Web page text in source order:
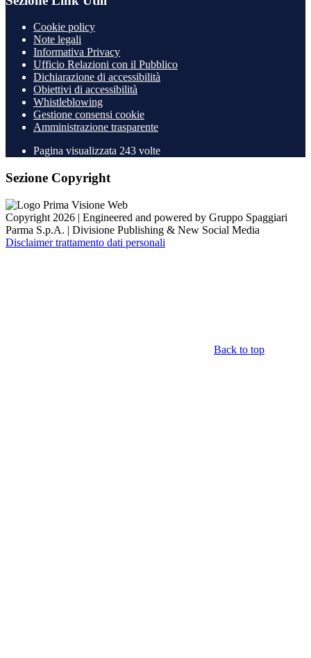
Cookie policy
Note legali
Informativa Privacy
Ufficio Relazioni con il Pubblico
Dichiarazione di accessibilità
Obiettivi di accessibilità
Whistleblowing
Gestione consensi cookie
Amministrazione trasparente
Pagina visualizzata 243 volte
Sezione Copyright
Copyright 2026 | Engineered and powered by Gruppo Spaggiari
Parma S.p.A. | Divisione Publishing & New Social Media
Disclaimer trattamento dati personali
Back to top